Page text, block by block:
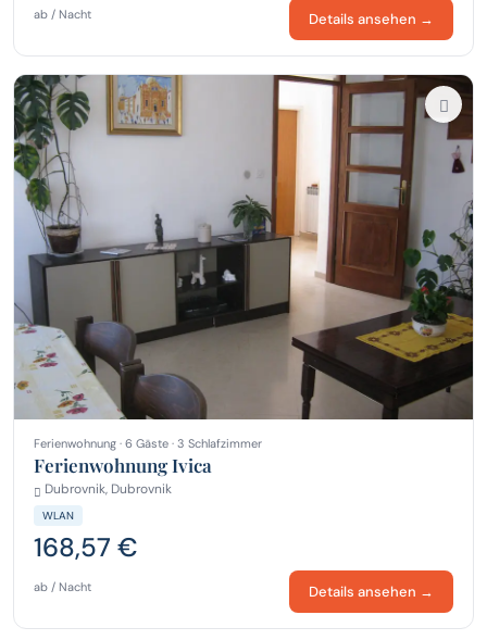
ab / Nacht Details ansehen →
Ferienwohnung · 6 Gäste · 3 Schlafzimmer
Ferienwohnung Ivica
Dubrovnik, Dubrovnik
WLAN
168,57 €
ab / Nacht Details ansehen →